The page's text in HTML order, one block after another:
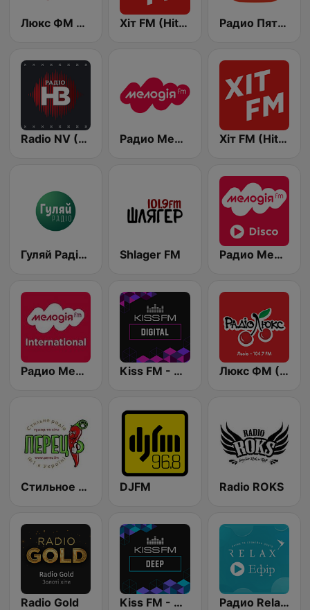
Люкс ФМ Україна - Lux FM Ukraine Хіт FM (Hit FM) - Top Радио Пятница (Pyatnica)
Radio NV (Радіо НВ) Радио Мелодия (Radio Melodia) Хіт FM (Hit FM) - Best
Гуляй Радіо (Guliay Radio) Shlager FM Радио Мелодия (Radio Melodia Disco)
Радио Мелодия Internacional (Radio Melodia) Kiss FM - Digital (Кисc ФМ) Люкс ФМ (Lux FM) Львів
Стильное Радио - Перец ФМ (Stilnoe, perec fm) DJFM Radio ROKS
Radio Gold Kiss FM - Deep (Кисc ФМ) Радио Relax (Релакс Radio)